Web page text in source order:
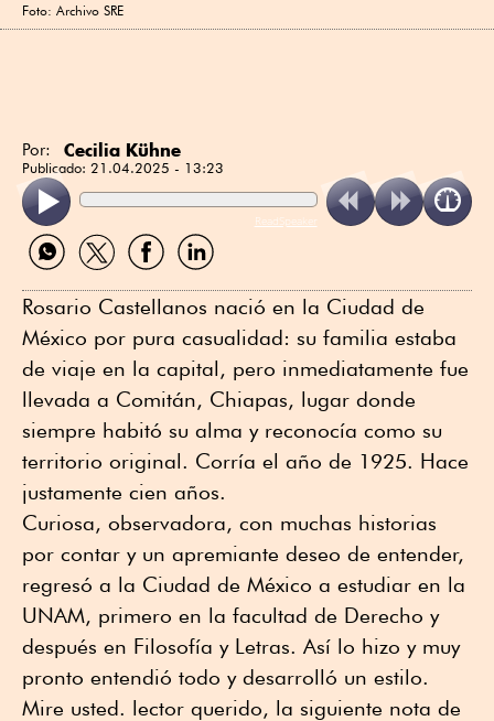
Foto: Archivo SRE
Por: Cecilia Kühne
Publicado: 21.04.2025 - 13:23
ReadSpeaker
Compartir
por
Compartir
por
Compartir
por
Compartir
por
Rosario Castellanos nació en la Ciudad de
México por pura casualidad: su familia estaba
de viaje en la capital, pero inmediatamente fue
llevada a Comitán, Chiapas, lugar donde
siempre habitó su alma y reconocía como su
territorio original. Corría el año de 1925. Hace
justamente cien años.
Curiosa, observadora, con muchas historias
por contar y un apremiante deseo de entender,
regresó a la Ciudad de México a estudiar en la
UNAM, primero en la facultad de Derecho y
después en Filosofía y Letras. Así lo hizo y muy
pronto entendió todo y desarrolló un estilo.
Mire usted. lector querido, la siguiente nota de